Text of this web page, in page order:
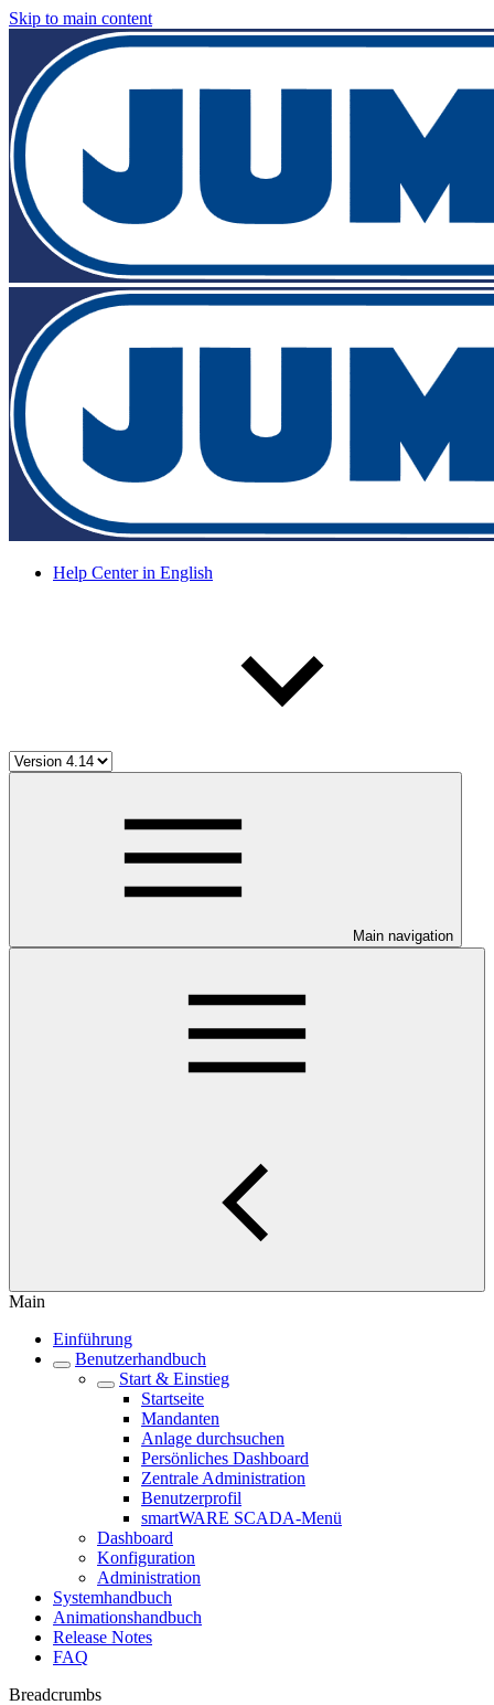
Skip to main content
Help Center in English
Main navigation
Main
Einführung
Benutzerhandbuch
Start & Einstieg
Startseite
Mandanten
Anlage durchsuchen
Persönliches Dashboard
Zentrale Administration
Benutzerprofil
smartWARE SCADA-Menü
Dashboard
Konfiguration
Administration
Systemhandbuch
Animationshandbuch
Release Notes
FAQ
Breadcrumbs